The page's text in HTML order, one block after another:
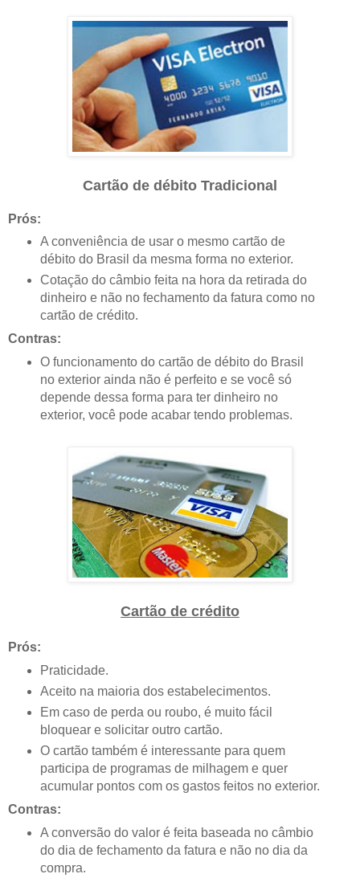
Cartão de débito Tradicional
Prós:
A conveniência de usar o mesmo cartão de
débito do Brasil da mesma forma no exterior.
Cotação do câmbio feita na hora da retirada do
dinheiro e não no fechamento da fatura como no
cartão de crédito.
Contras:
O funcionamento do cartão de débito do Brasil
no exterior ainda não é perfeito e se você só
depende dessa forma para ter dinheiro no
exterior, você pode acabar tendo problemas.
Cartão de crédito
Prós:
Praticidade.
Aceito na maioria dos estabelecimentos.
Em caso de perda ou roubo, é muito fácil
bloquear e solicitar outro cartão.
O cartão também é interessante para quem
participa de programas de milhagem e quer
acumular pontos com os gastos feitos no exterior.
Contras:
A conversão do valor é feita baseada no câmbio
do dia de fechamento da fatura e não no dia da
compra.